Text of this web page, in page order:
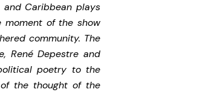
Caribbean plays
moment of the show
community. The
René Depestre and
poetry to the
the thought of the